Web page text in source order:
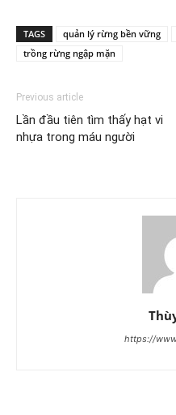
TAGS quản lý rừng bền vững
trồng rừng ngập mặn
Previous article
Lần đầu tiên tìm thấy hạt vi
nhựa trong máu người
https://